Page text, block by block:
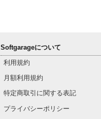
Softgarageについて
利用規約
月額利用規約
特定商取引に関する表記
プライバシーポリシー